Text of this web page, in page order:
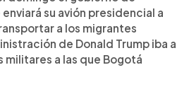
su avión presidencial a
a los migrantes
de Donald Trump iba a
militares a las que Bogotá